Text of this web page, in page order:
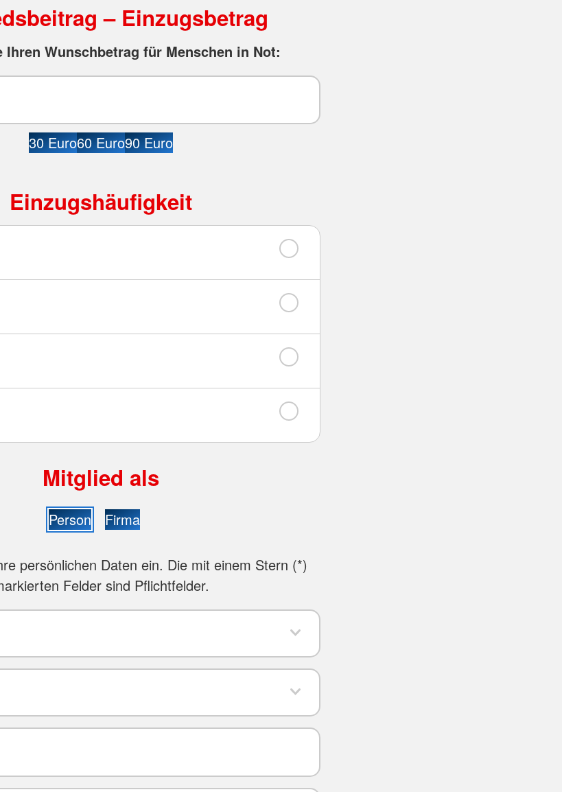
– Einzugsbetrag
Ihren Wunschbetrag für Menschen in Not:
30 Euro60 Euro90 Euro
Einzugshäufigkeit
Mitglied als
Person Firma
persönlichen Daten ein. Die mit einem Stern (*)
Felder sind Pflichtfelder.